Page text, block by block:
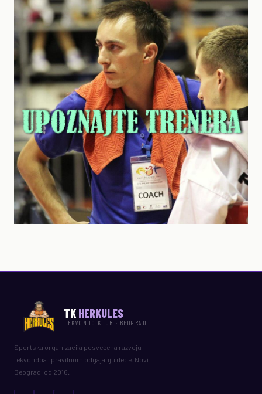
TK HERKULES
TEKVONDO KLUB · BEOGRAD
Sportska organizacija posvećena razvoju
tekvondoa i pravilnom odgajanju dece. Novi
Beograd, od 2016.